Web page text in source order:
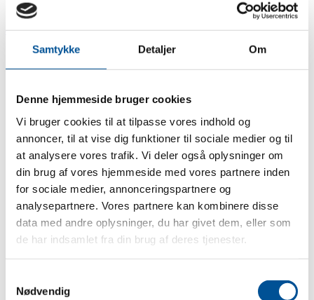
Samtykke Detaljer Om
Denne hjemmeside bruger cookies
Vi bruger cookies til at tilpasse vores indhold og
annoncer, til at vise dig funktioner til sociale medier og til
at analysere vores trafik. Vi deler også oplysninger om
din brug af vores hjemmeside med vores partnere inden
for sociale medier, annonceringspartnere og
analysepartnere. Vores partnere kan kombinere disse
data med andre oplysninger, du har givet dem, eller som
de har indsamlet fra din brug af deres tjenester.
Nødvendig
87 34 00 77
Vi tilbyder
Tømrer & Snedker
Storentreprise
Byggestyring
Om TH-Gruppen A/S
Garanti
Klagevejledning
Arbejdsmiljø
Kvalitetssikring
Referencer
Anmeldelser
Kontakt
Virksomhedsoplysninger
Hovedentreprise